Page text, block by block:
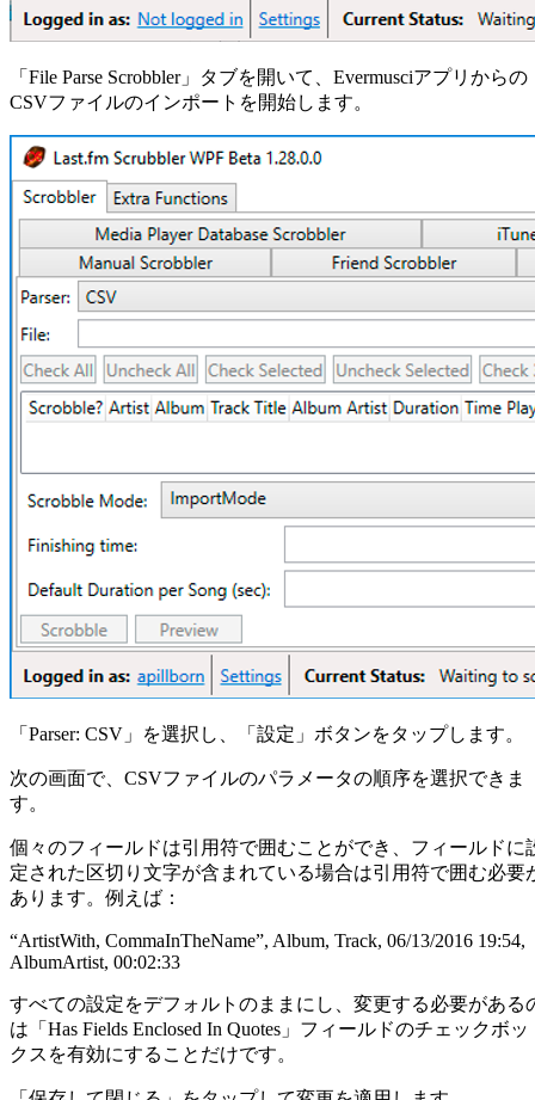
「File Parse Scrobbler」タブを開いて、Evermusciアプリからの
CSVファイルのインポートを開始します。
「Parser: CSV」を選択し、「設定」ボタンをタップします。
次の画面で、CSVファイルのパラメータの順序を選択できま
す。
個々のフィールドは引用符で囲むことができ、フィールドに
定された区切り文字が含まれている場合は引用符で囲む必要
あります。例えば：
“ArtistWith, CommaInTheName”, Album, Track, 06/13/2016 19:54,
AlbumArtist, 00:02:33
すべての設定をデフォルトのままにし、変更する必要がある
は「Has Fields Enclosed In Quotes」フィールドのチェックボッ
クスを有効にすることだけです。